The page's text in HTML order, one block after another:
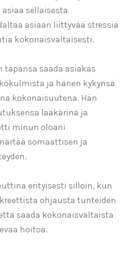
sellaisesta
asiaan liittyvää stressiä
kokonaisvaltaisesti.
tapansa saada asiakas
ja hänen kykynsä
kokonaisuutena. Hän
lääkärinä ja
minun oloani
somaattisen ja
erityisesti silloin, kun
ohjausta tunteiden
saada kokonaisvaltaista
hoitoa.